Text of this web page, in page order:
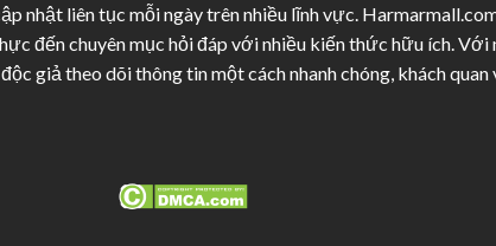
nhật liên tục mỗi ngày trên nhiều lĩnh vực.
đến chuyên mục hỏi đáp với nhiều kiến thức hữu ích.
giả theo dõi thông tin một cách nhanh chóng, khách quan